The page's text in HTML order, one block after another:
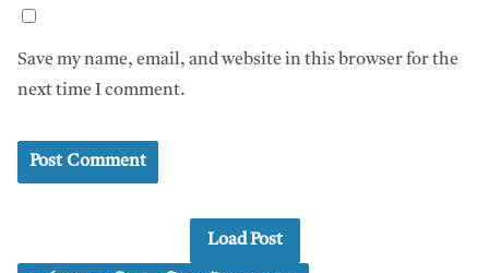
Save my name, email, and website in this browser for the
next time I comment.
Load Post